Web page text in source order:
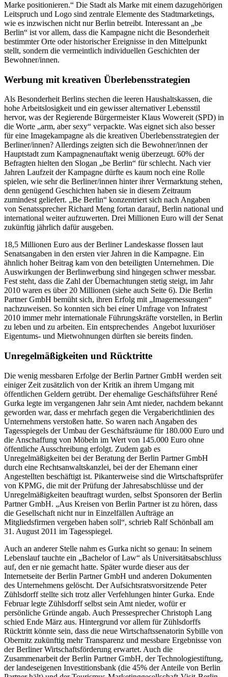
Marke positionieren.“ Die Stadt als Marke mit einem dazugehörigen
Leitspruch und Logo sind zentrale Elemente des Stadtmarketings,
wie es inzwischen nicht nur Berlin betreibt. Interessant an „be
Berlin“ ist vor allem, dass die Kampagne nicht die Besonderheit
bestimmter Orte oder historischer Ereignisse in den Mittelpunkt
stellt, sondern die vermeintlich individuellen Geschichten der
Bewohner/innen.
Werbung mit kreativen Überlebensstrategien
Als Besonderheit Berlins stechen die leeren Haushaltskassen, die
hohe Arbeitslosigkeit und ein gewisser alternativer Lebensstil
hervor, was der Regierende Bürgermeister Klaus Wowereit (SPD) in
die Worte „arm, aber sexy“ verpackte. Was eignet sich also besser
für eine Imagekampagne als die kreativen Überlebensstrategien der
Berliner/innen? Allerdings zeigten sich die Bewohner/innen der
Hauptstadt zum Kampagnenauftakt wenig überzeugt. 60% der
Befragten hielten den Slogan „be Berlin“ für schlecht. Nach vier
Jahren Laufzeit der Kampagne dürfte es kaum noch eine Rolle
spielen, wie sehr die Berliner/innen hinter ihrer Vermarktung stehen,
denn genügend Geschichten haben sie in diesem Zeitraum
zumindest geliefert. „Be Berlin“ konzentriert sich nach Angaben
von Senatssprecher Richard Meng fortan darauf, Berlin national und
international weiter aufzuwerten. Drei Millionen Euro will der Senat
zukünftig jährlich dafür ausgeben.
18,5 Millionen Euro aus der Berliner Landeskasse flossen laut
Senatsangaben in den ersten vier Jahren in die Kampagne. Ein
ähnlich hoher Beitrag kam von den beteiligten Unternehmen. Die
Auswirkungen der Berlinwerbung sind hingegen schwer messbar.
Fest steht, dass die Zahl der Übernachtungen stetig steigt, im Jahr
2010 waren es über 20 Millionen (siehe auch Seite 6). Die Berlin
Partner GmbH bemüht sich, ihren Erfolg mit „Imagemessungen“
nachzuweisen. So konnten sich bei einer Umfrage von Infratest
2010 immer mehr internationale Führungskräfte vorstellen, in Berlin
zu leben und zu arbeiten. Ein entsprechendes Angebot luxuriöser
Eigentums- und Mietwohnungen dürften sie bereits finden.
Unregelmäßigkeiten und Rücktritte
Die wenig messbaren Erfolge der Berlin Partner GmbH werden seit
einiger Zeit zusätzlich von der Kritik an ihrem Umgang mit
öffentlichen Geldern getrübt. Der ehemalige Geschäftsführer René
Gurka legte im vergangenen Jahr sein Amt nieder, nachdem bekannt
geworden war, dass er mehrfach gegen die Vergaberichtlinien des
Unternehmens verstoßen hatte. So waren nach Angaben des
Tagesspiegels der Umbau der Geschäftsräume für 180.000 Euro und
die Anschaffung von Möbeln im Wert von 145.000 Euro ohne
öffentliche Ausschreibung erfolgt. Zudem gab es
Unregelmäßigkeiten bei der Beratung der Berlin Partner GmbH
durch eine Rechtsanwaltskanzlei, bei der der Ehemann einer
Angestellten beschäftigt ist. Pikanterweise sind die Wirtschaftsprüfer
von KPMG, die mit der Prüfung der Jahresabschlüsse und der
Unregelmäßigkeiten beauftragt wurden, selbst Sponsoren der Berlin
Partner GmbH. „Aus Kreisen von Berlin Partner ist zu hören, dass
die Gesellschaft nicht nur in Einzelfällen Aufträge an
Mitgliedsfirmen vergeben haben soll“, schrieb Ralf Schönball am
31. August 2011 im Tagesspiegel.
Auch an anderer Stelle nahm es Gurka nicht so genau: In seinem
Lebenslauf tauchte ein „Bachelor of Law“ als Universitätsabschluss
auf, den er nie gemacht hatte. Später wurde dieser aus der
Internetseite der Berlin Partner GmbH und anderen Dokumenten
des Unternehmens gelöscht. Der Aufsichtsratsvorsitzende Peter
Zühlsdorff stellte sich trotz aller Verfehlungen hinter Gurka. Ende
Februar legte Zühlsdorff selbst sein Amt nieder, wofür er
persönliche Gründe angab. Auch Pressesprecher Christoph Lang
schied Ende März aus. Hintergrund vor allem für Zühlsdorffs
Rücktritt könnte sein, dass die neue Wirtschaftssenatorin Sybille von
Obernitz zukünftig mehr Transparenz und messbare Ergebnisse von
der Berliner Wirtschaftsförderung erwartet. Auch die
Zusammenarbeit der Berlin Partner GmbH, der Technologiestiftung,
der landeseigenen Investitionsbank (die 45% der Anteile von Berlin